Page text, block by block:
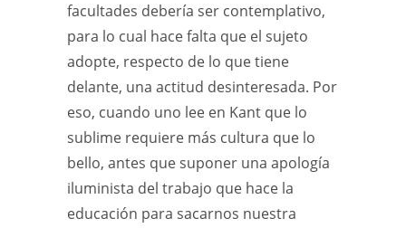
facultades debería ser contemplativo,
para lo cual hace falta que el sujeto
adopte, respecto de lo que tiene
delante, una actitud desinteresada. Por
eso, cuando uno lee en Kant que lo
sublime requiere más cultura que lo
bello, antes que suponer una apología
iluminista del trabajo que hace la
educación para sacarnos nuestra